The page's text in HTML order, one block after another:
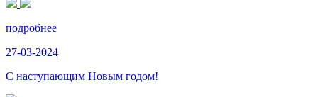
подробнее
27-03-2024
С наступающим Новым годом!